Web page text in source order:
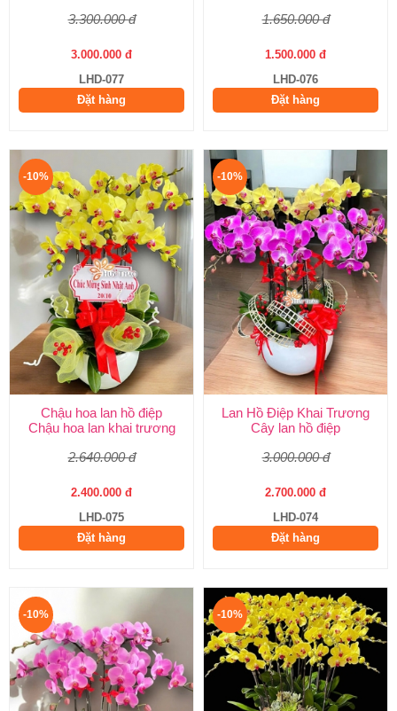
3.300.000 đ
3.000.000 đ
LHD-077
Đặt hàng
1.650.000 đ
1.500.000 đ
LHD-076
Đặt hàng
-10%
Chậu hoa lan hồ điệp
Chậu hoa lan khai trương
2.640.000 đ
2.400.000 đ
LHD-075
Đặt hàng
-10%
Lan Hồ Điệp Khai Trương
Cây lan hồ điệp
3.000.000 đ
2.700.000 đ
LHD-074
Đặt hàng
-10% -10%